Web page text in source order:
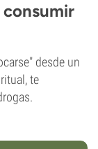
consumir
desde un
te